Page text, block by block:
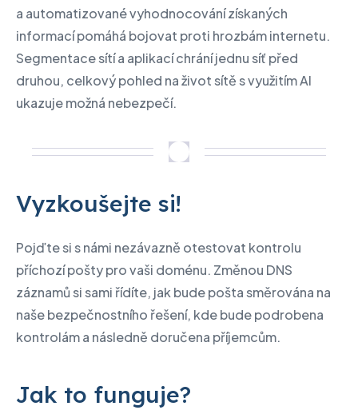
a automatizované vyhodnocování získaných
informací pomáhá bojovat proti hrozbám internetu.
Segmentace sítí a aplikací chrání jednu síť před
druhou, celkový pohled na život sítě s využitím AI
ukazuje možná nebezpečí.
Vyzkoušejte si!
Pojďte si s námi nezávazně otestovat kontrolu
příchozí pošty pro vaši doménu. Změnou DNS
záznamů si sami řídíte, jak bude pošta směrována na
naše bezpečnostního řešení, kde bude podrobena
kontrolám a následně doručena příjemcům.
Jak to funguje?